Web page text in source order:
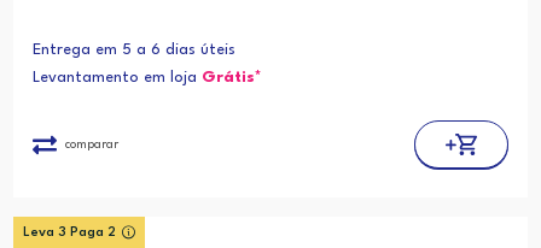
Entrega em 5 a 6 dias úteis
Levantamento em loja Grátis*
comparar
Leva 3 Paga 2